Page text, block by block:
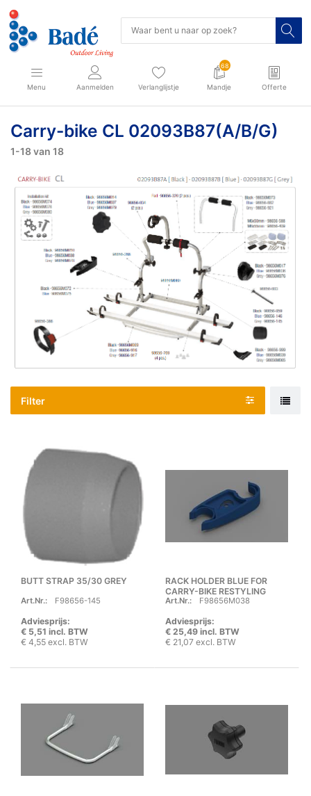
Menu Aanmelden Verlanglijstje
68
Mandje Offerte
Carry-bike CL 02093B87(A/B/G)
1-18van 18
Filter
BUTT STRAP 35/30 GREY
Art.Nr.: F98656-145
Adviesprijs:
€ 5,51 incl. BTW
€ 4,55 excl. BTW
RACK HOLDER BLUE FOR
CARRY-BIKE RESTYLING
Art.Nr.: F98656M038
Adviesprijs:
€ 25,49 incl. BTW
€ 21,07 excl. BTW